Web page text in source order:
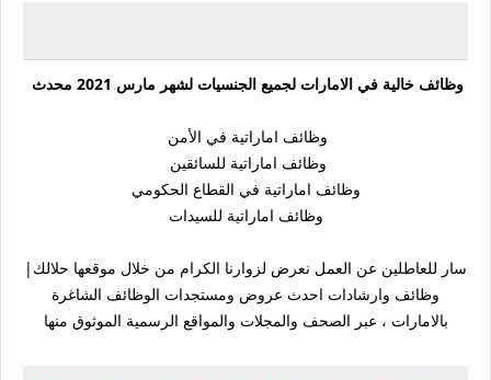
وظائف خالية في الامارات لجميع الجنسيات لشهر مارس 2021 محدث
وظائف اماراتية في الأمن
وظائف اماراتية للسائقين
وظائف اماراتية في القطاع الحكومي
وظائف اماراتية للسيدات
سار للعاطلين عن العمل نعرض لزوارنا الكرام من خلال موقعها حلالك|
وظائف وارشادات احدث عروض ومستجدات الوظائف الشاغرة
بالامارات ، عبر الصحف والمجلات والمواقع الرسمية الموثوق منها